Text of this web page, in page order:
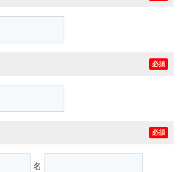
必須
必須
名